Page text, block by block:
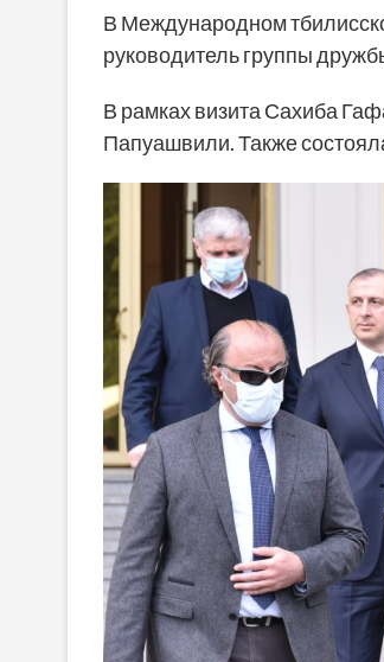
В Международном
руководитель группы
В рамках визита Сахиба
Папуашвили. Также